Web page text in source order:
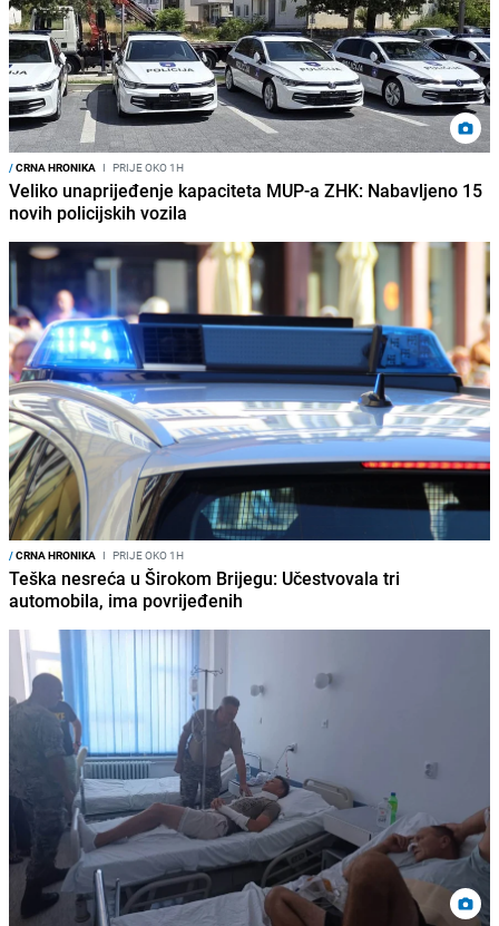
/CRNA HRONIKA I PRIJE OKO 1H
Veliko unaprijeđenje kapaciteta MUP-a ZHK: Nabavljeno 15
novih policijskih vozila
/CRNA HRONIKA I PRIJE OKO 1H
Teška nesreća u Širokom Brijegu: Učestvovala tri
automobila, ima povrijeđenih